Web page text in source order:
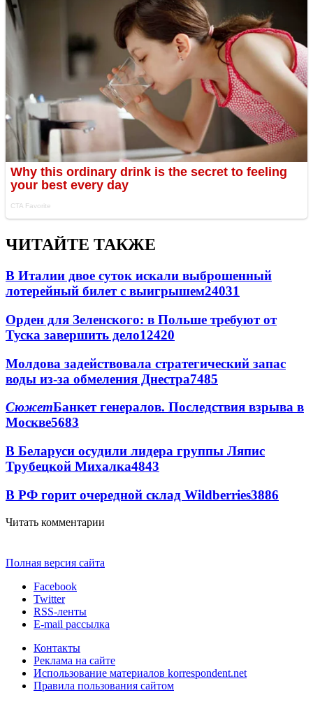
ЧИТАЙТЕ ТАКЖЕ
В Италии двое суток искали выброшенный
лотерейный билет с выигрышем24031
Орден для Зеленского: в Польше требуют от
Туска завершить дело12420
Молдова задействовала стратегический запас
воды из-за обмеления Днестра7485
СюжетБанкет генералов. Последствия взрыва в
Москве5683
В Беларуси осудили лидера группы Ляпис
Трубецкой Михалка4843
В РФ горит очередной склад Wildberries3886
Читать комментарии
Полная версия сайта
Facebook
Twitter
RSS-ленты
E-mail рассылка
Контакты
Реклама на сайте
Использование материалов korrespondent.net
Правила пользования сайтом